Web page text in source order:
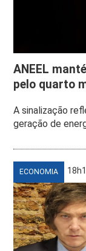
ANEEL
pelo quarto
A sinalização
geração de
ECONOMIA